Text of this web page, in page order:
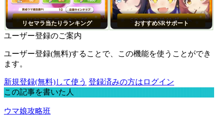
リセマラ当たりランキング おすすめSRサポート
ユーザー登録のご案内
ユーザー登録(無料)することで、この機能を使うことができ
ます。
新規登録(無料)して使う 登録済みの方はログイン
この記事を書いた人
ウマ娘攻略班